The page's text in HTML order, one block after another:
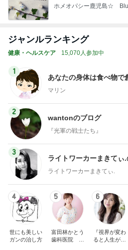
ホメオパシー鹿児島☆
ジャンルランキング
健康・ヘルスケア 15,070人参加中
1
あなたの身体は食べ物で
マリン
2
wantonのブログ
『光軍の戦士たち』
3
ライトワーカーまきてぃ
ライトワーカーまきてぃ.
4
世にも美しい
ガンの治し方
5
富田林かとう
歯科医院 み
6
『視界が変わ
ると人生が変